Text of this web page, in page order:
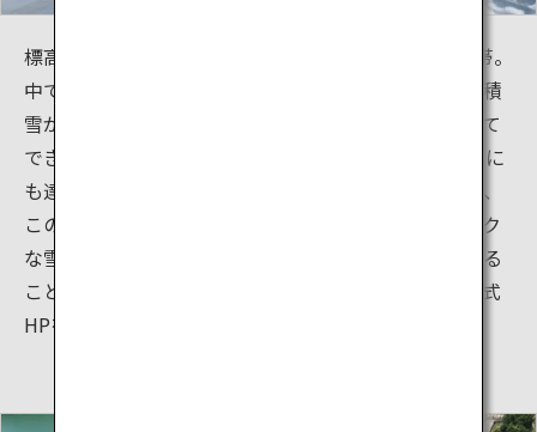
標高2,450mの立山室堂平は、世界でも有数の豪雪地帯。
中でも「大谷」は、吹きだまりになっているため特に積
雪が多い場所です。この「大谷」を通る道路を除雪して
できる雪の壁「雪の大谷」は、積雪の多い年には20mに
も達します。4月中旬の全線開通から6月中旬にかけて、
この「雪の大谷」の一部が開放されます。ダイナミック
な雪の壁の間を歩いて、白銀の幻想的な世界を体感する
ことができます。（イベント等の開催状況や日時は公式
HPをご確認ください。）